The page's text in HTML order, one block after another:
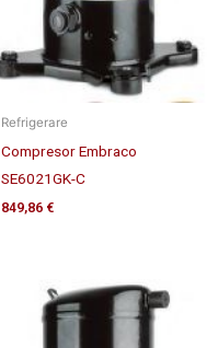
Refrigerare
Compresor Embraco
SE6021GK-C
849,86 €